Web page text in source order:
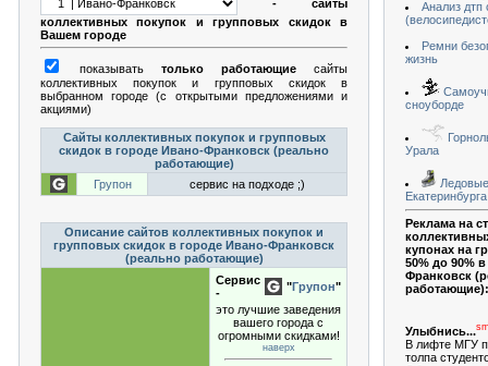
- сайты
коллективных покупок и групповых скидок в
Вашем городе
показывать только работающие сайты
коллективных покупок и групповых скидок в
выбранном городе (с открытыми предложениями и
акциями)
Сайты коллективных покупок и групповых
скидок в городе Ивано-Франковск (реально
работающие)
Групон
сервис на подходе ;)
Описание сайтов коллективных покупок и
групповых скидок в городе Ивано-Франковск
(реально работающие)
Сервис
-
"Групон"
это лучшие заведения
вашего города с
огромными скидками!
наверх
Анализ дтп
Ремни
жизнь
сноуборде
Урала
Екатеринбурга
Реклама на
купонах на
50% до 90%
Франковск
работающие):
Улыбнись...
В лифте МГУ
толпа